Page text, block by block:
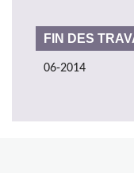
FIN DES
06-2014